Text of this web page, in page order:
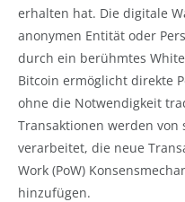
erhalten hat. Die digitale
anonymen Entität oder
durch ein berühmtes
Bitcoin ermöglicht direkte
ohne die Notwendigkeit
Transaktionen werden
verarbeitet, die neue
Work (PoW)
hinzufügen.